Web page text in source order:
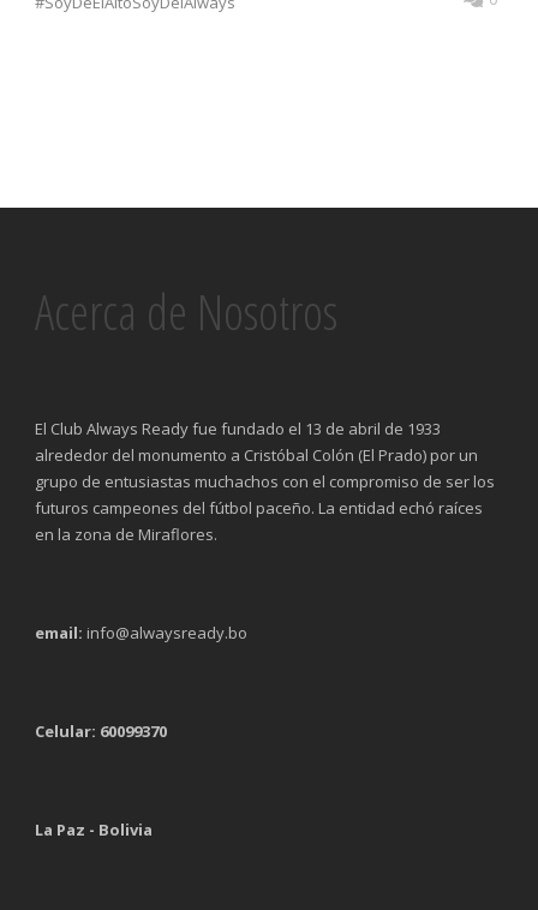
Acerca de Nosotros
El Club Always Ready fue fundado el 13 de abril de 1933
alrededor del monumento a Cristóbal Colón (El Prado) por un
grupo de entusiastas muchachos con el compromiso de ser los
futuros campeones del fútbol paceño. La entidad echó raíces
en la zona de Miraflores.
email: info@alwaysready.bo
Celular: 60099370
La Paz - Bolivia